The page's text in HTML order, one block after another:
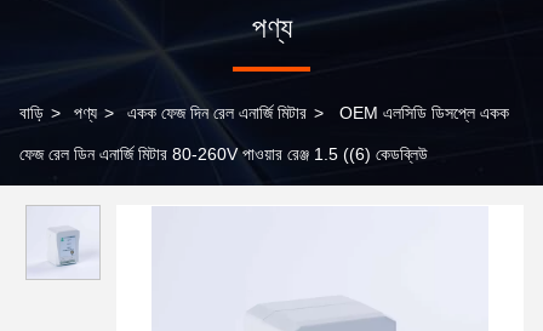
পণ্য
বাড়ি > পণ্য > একক ফেজ দিন রেল এনার্জি মিটার > OEM এলসিডি ডিসপ্লে একক
ফেজ রেল ডিন এনার্জি মিটার 80-260V পাওয়ার রেঞ্জ 1.5 ((6) কেডব্লিউ